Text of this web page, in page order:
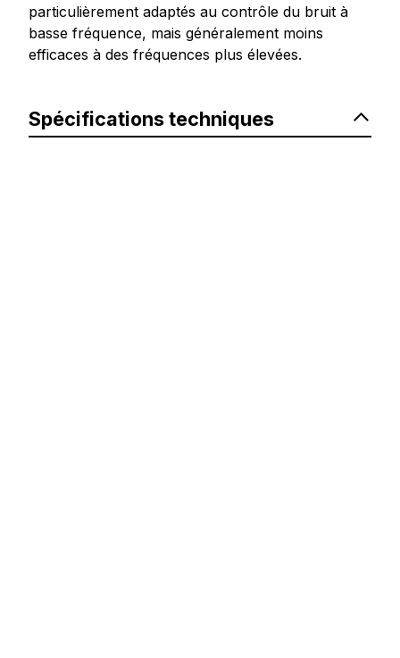
particulièrement adaptés au contrôle du bruit à
basse fréquence, mais généralement moins
efficaces à des fréquences plus élevées.
Spécifications techniques